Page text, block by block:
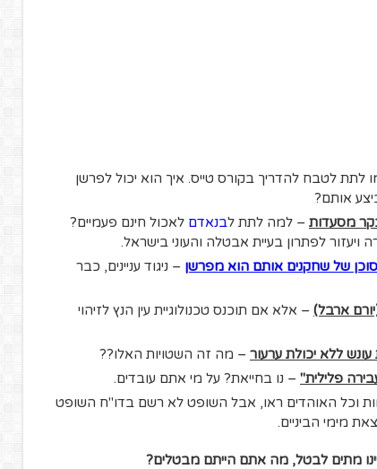
לתת לטבח להדריך בקורס טייס. איך הוא יכול לפרשן
אותם?
מסעדות – למה לתת לבנאדם לאכול חינם פעמיים?
לפתרון בעיית אבטלה והעוני בישראל.
סוכן של שחקנים אותם הוא מפרשן – ניגוד עניינים, כבר
ארבל) – אלא אם תוכנס טכנולוגיית עין הנץ לזיהוי
ללא יכולת ערעור – מה זה השטויות האלו??
פלילית" – נו בחייאת? על מי אתם עובדים.
וכל האוהדים ראו, אבל השופט לא רשם בדו"ח השופט
מימי הביניים.
מתים לבטל, מה אתם הייתם מבטלים?